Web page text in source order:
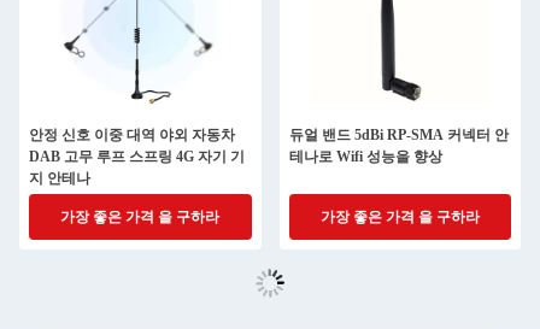
안정 신호 이중 대역 야외 자동차
DAB 고무 루프 스프링 4G 자기 기
지 안테나
가장 좋은 가격 을 구하라
듀얼 밴드 5dBi RP-SMA 커넥터 안
테나로 Wifi 성능을 향상
가장 좋은 가격 을 구하라